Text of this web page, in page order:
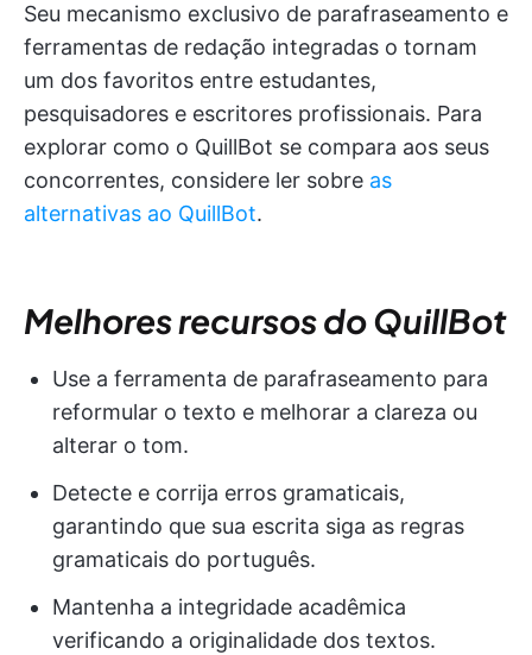
Seu mecanismo exclusivo de parafraseamento e
ferramentas de redação integradas o tornam
um dos favoritos entre estudantes,
pesquisadores e escritores profissionais. Para
explorar como o QuillBot se compara aos seus
concorrentes, considere ler sobre as
alternativas ao QuillBot.
Melhores recursos do QuillBot
Use a ferramenta de parafraseamento para
reformular o texto e melhorar a clareza ou
alterar o tom.
Detecte e corrija erros gramaticais,
garantindo que sua escrita siga as regras
gramaticais do português.
Mantenha a integridade acadêmica
verificando a originalidade dos textos.